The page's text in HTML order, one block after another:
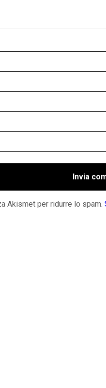
Akismet per ridurre lo spam.